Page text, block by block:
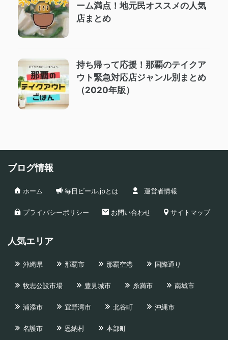
ーム満点！地元民オススメの人気
店まとめ
持ち帰って応援！那覇のテイクア
ウト緊急対応店ジャンル別まとめ
（2020年版）
ブログ情報
ホーム 毎日ビール.jpとは 運営者情報
プライバシーポリシー お問い合わせ サイトマップ
人気エリア
沖縄県 那覇市 那覇空港 国際通り
牧志公設市場 豊見城市 糸満市 南城市
浦添市 宜野湾市 北谷町 沖縄市
名護市 恩納村 本部町